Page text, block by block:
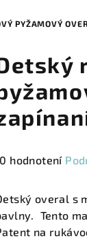
PYŽAMOVÝ
hodnotení
overal s
Tento
na